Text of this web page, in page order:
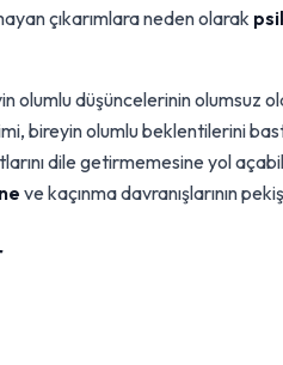
çıkarımlara neden olarak
olumlu düşüncelerinin olumsuz
bireyin olumlu beklentilerini
dile getirmemesine yol
ve kaçınma davranışlarının